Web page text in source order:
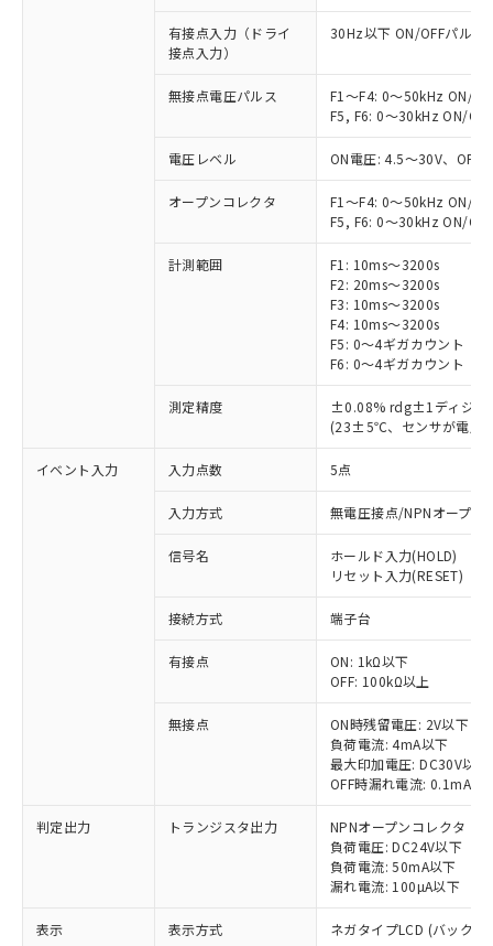
有接点入力（ドライ
接点入力）
30Hz以下 ON/OFFパルス
無接点電圧パルス
F1～F4: 0～50kHz ON/
F5, F6: 0～30kHz ON/
電圧レベル ON電圧: 4.5～30V、OFF
オープンコレクタ
F1～F4: 0～50kHz ON/
F5, F6: 0～30kHz ON/
計測範囲
F1: 10ms～3200s
F2: 20ms～3200s
F3: 10ms～3200s
F4: 10ms～3200s
F5: 0～4ギガカウント
F6: 0～4ギガカウント
測定精度
±0.08% rdg±1ディジッ
(23±5℃、センサが電圧
イベント入力 入力点数 5点
入力方式 無電圧接点/NPNオープン
信号名
ホールド入力(HOLD)
リセット入力(RESET)
接続方式 端子台
有接点
ON: 1kΩ以下
OFF: 100kΩ以上
無接点
ON時残留電圧: 2V以下
負荷電流: 4mA以下
最大印加電圧: DC30V以下
OFF時漏れ電流: 0.1mA以
判定出力 トランジスタ出力
NPNオープンコレクタ
負荷電圧: DC24V以下
負荷電流: 50mA以下
漏れ電流: 100µA以下
表示 表示方式 ネガタイプLCD (バック
ご利用条件
以下の条件をお読みいただき、同意のうえ
本サービスは、当社制御機器事業取扱
商品の当社在庫状況および標準価格
(税抜)を提供させていただくもので
当社制御機器事業取扱商品の中には、
本サービスの対象外となる商品もある
在庫状況および標準価格照会結果は、
記載している更新日時点での社内デー
タに基づき作成されるものであり、閲
※1 対応状況
対応済み：EU RoHS指令（10物質）の
非含有に対応した製品が提供可能な商品で
対応予定：EU RoHS指令（10物質）の非含
有に対応した製品に切り替える予定のある
対応予定なし：EU RoHS指令（10物質）の
非含有に非対応の商品で、対応品を出す予
調査・確認中：EU RoHS指令（10物質）の
非含有の対応状況を調査中または確認中の
非該当品：ライセンス料など無形物で、有
害物質有無と関係のない商品です。
仕入先様の事情により、非含有部品として
いたものが、含有品と判明した場合などや
むを得ず変更することがあります。
*EU RoHS指令（10物質）：
「○」：最大均質材料含有率が中国RoHSの
基準値以下であることを示します。
「×」：最大均質材料含有率が中国RoHSの
基準値を超えていることを示します。
「－」：未確認です。当社販売部門へお問
当社は、これら貴社製品のうち、外国
為替および外国貿易法に定める商品
（以下｢規制貨物等」という）を輸出
または国外への提供する場合は、日本
説明